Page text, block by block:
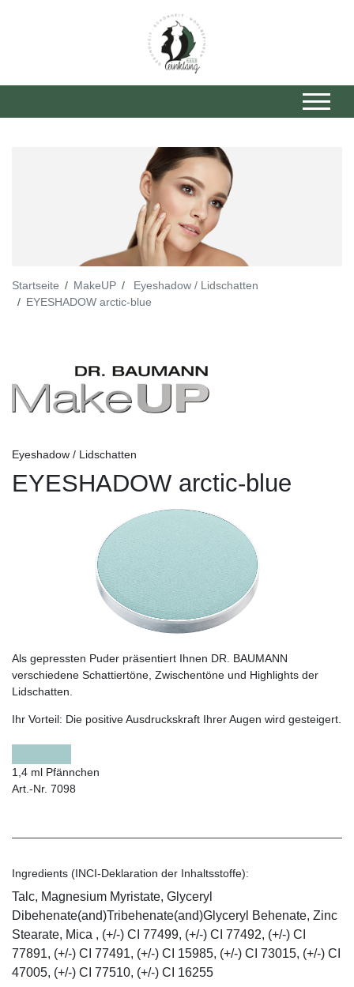
Startseite MakeUP
Eyeshadow / Lidschatten
EYESHADOW arctic-blue
Eyeshadow / Lidschatten
EYESHADOW arctic-blue
Als gepressten Puder präsentiert Ihnen DR. BAUMANN
verschiedene Schattiertöne, Zwischentöne und Highlights der
Lidschatten.
Ihr Vorteil: Die positive Ausdruckskraft Ihrer Augen wird gesteigert.
1,4 ml Pfännchen
Art.-Nr. 7098
Ingredients (INCI-Deklaration der Inhaltsstoffe):
Talc, Magnesium Myristate, Glyceryl
Dibehenate(and)Tribehenate(and)Glyceryl Behenate, Zinc
Stearate, Mica , (+/-) CI 77499, (+/-) CI 77492, (+/-) CI
77891, (+/-) CI 77491, (+/-) CI 15985, (+/-) CI 73015, (+/-) CI
47005, (+/-) CI 77510, (+/-) CI 16255